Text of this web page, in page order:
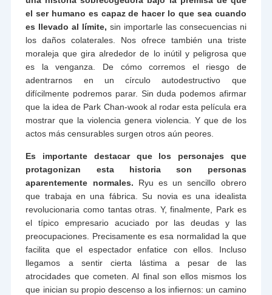
el ser humano es capaz de hacer lo que sea cuando
es llevado al límite, sin importarle las consecuencias ni
los daños colaterales. Nos ofrece también una triste
moraleja que gira alrededor de lo inútil y peligrosa que
es la venganza. De cómo corremos el riesgo de
adentrarnos en un círculo autodestructivo que
difícilmente podremos parar. Sin duda podemos afirmar
que la idea de Park Chan-wook al rodar esta película era
mostrar que la violencia genera violencia. Y que de los
actos más censurables surgen otros aún peores.
Es importante destacar que los personajes que
protagonizan esta historia son personas
aparentemente normales. Ryu es un sencillo obrero
que trabaja en una fábrica. Su novia es una idealista
revolucionaria como tantas otras. Y, finalmente, Park es
el típico empresario acuciado por las deudas y las
preocupaciones. Precisamente es esa normalidad la que
facilita que el espectador enfatice con ellos. Incluso
llegamos a sentir cierta lástima a pesar de las
atrocidades que cometen. Al final son ellos mismos los
que inician su propio descenso a los infiernos: un camino